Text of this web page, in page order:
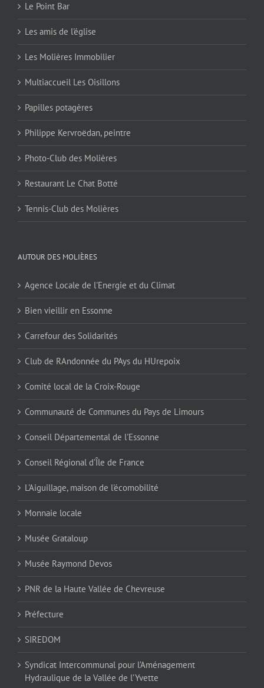
Le Point Bar
Les amis de l'église
Les Molières Immobilier
Multiaccueil Les Oisillons
Papilles potagères
Philippe Kervroëdan, peintre
Photo-Club des Molières
Restaurant Le Chat Botté
Tennis-Club des Molières
AUTOUR DES MOLIÈRES
Agence Locale de l'Energie et du Climat
Bien vieillir en Essonne
Carrefour des Solidarités
Club de RAndonnée du PAys du HUrepoix
Comité local de la Croix-Rouge
Communauté de Communes du Pays de Limours
Conseil Départemental de l'Essonne
Conseil Régional d'Île de France
L'Aiguillage, maison de l'écomobilité
Monnaie locale
Musée Grataloup
Musée Raymond Devos
PNR de la Haute Vallée de Chevreuse
Préfecture
SIREDOM
Syndicat Intercommunal pour l’Aménagement
Hydraulique de la Vallée de l’Yvette